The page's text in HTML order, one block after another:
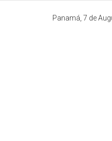
Panamá, 7 de